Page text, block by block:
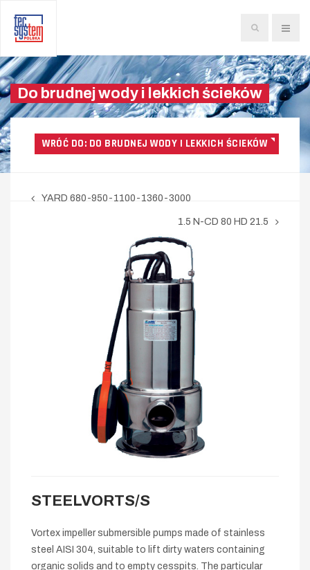
Szukaj...
Do brudnej wody i lekkich ścieków
WRÓĆ DO: DO BRUDNEJ WODY I LEKKICH ŚCIEKÓW
YARD 680-950-1100-1360-3000
1.5 N-CD 80 HD 21.5
STEELVORTS/S
Vortex impeller submersible pumps made of stainless
steel AISI 304, suitable to lift dirty waters containing
organic solids and to empty cesspits. The particular